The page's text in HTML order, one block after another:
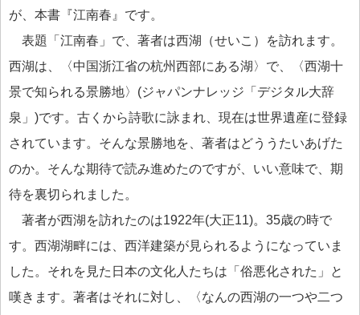
が、本書『江南春』です。
表題「江南春」で、著者は西湖（せいこ）を訪れます。
西湖は、〈中国浙江省の杭州西部にある湖〉で、〈西湖十
景で知られる景勝地〉(ジャパンナレッジ「デジタル大辞
泉」)です。古くから詩歌に詠まれ、現在は世界遺産に登録
されています。そんな景勝地を、著者はどううたいあげた
のか。そんな期待で読み進めたのですが、いい意味で、期
待を裏切られました。
著者が西湖を訪れたのは1922年(大正11)。35歳の時で
す。西湖湖畔には、西洋建築が見られるようになっていま
した。それを見た日本の文化人たちは「俗悪化された」と
嘆きます。著者はそれに対し、〈なんの西湖の一つや二つ